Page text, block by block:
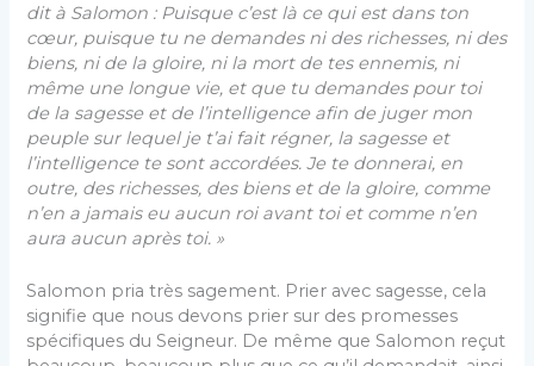
dit à Salomon : Puisque c’est là ce qui est dans ton
cœur, puisque tu ne demandes ni des richesses, ni des
biens, ni de la gloire, ni la mort de tes ennemis, ni
même une longue vie, et que tu demandes pour toi
de la sagesse et de l’intelligence afin de juger mon
peuple sur lequel je t’ai fait régner, la sagesse et
l’intelligence te sont accordées. Je te donnerai, en
outre, des richesses, des biens et de la gloire, comme
n’en a jamais eu aucun roi avant toi et comme n’en
aura aucun après toi. »
Salomon pria très sagement. Prier avec sagesse, cela
signifie que nous devons prier sur des promesses
spécifiques du Seigneur. De même que Salomon reçut